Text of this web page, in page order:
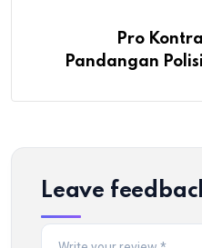
Pro
Pandangan
Leave